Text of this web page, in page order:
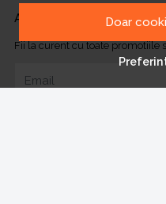
Doar
ABONEAZA-TE LA
Fii la curent cu toate promotiile
Email